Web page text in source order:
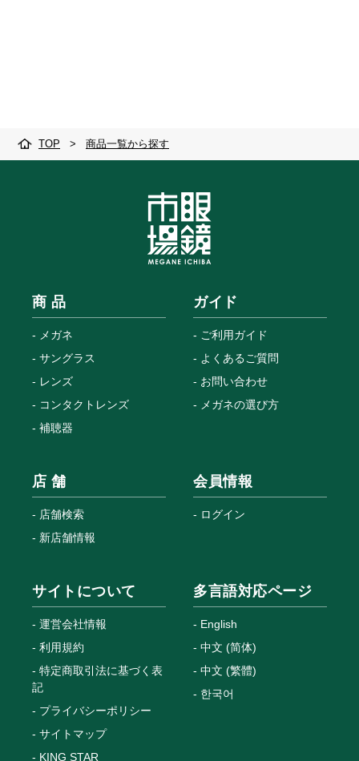
TOP > 商品一覧から探す
商 品
メガネ
サングラス
レンズ
コンタクトレンズ
補聴器
ガイド
ご利用ガイド
よくあるご質問
お問い合わせ
メガネの選び方
店 舗
店舗検索
新店舗情報
会員情報
ログイン
サイトについて
運営会社情報
利用規約
特定商取引法に基づく表
記
プライバシーポリシー
サイトマップ
KING STAR
多言語対応ページ
English
中文 (简体)
中文 (繁體)
한국어